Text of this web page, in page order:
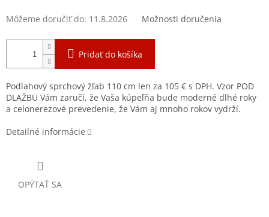
Môžeme doručiť do: 11.8.2026 Možnosti doručenia
Pridať do košíka
Podlahový sprchový žľab 110 cm len za 105 € s DPH. Vzor POD
DLAŽBU Vám zaručí, že Vaša kúpeľňa bude moderné dlhé roky
a celonerezové prevedenie, že Vám aj mnoho rokov vydrží.
Detailné informácie
OPÝTAŤ SA